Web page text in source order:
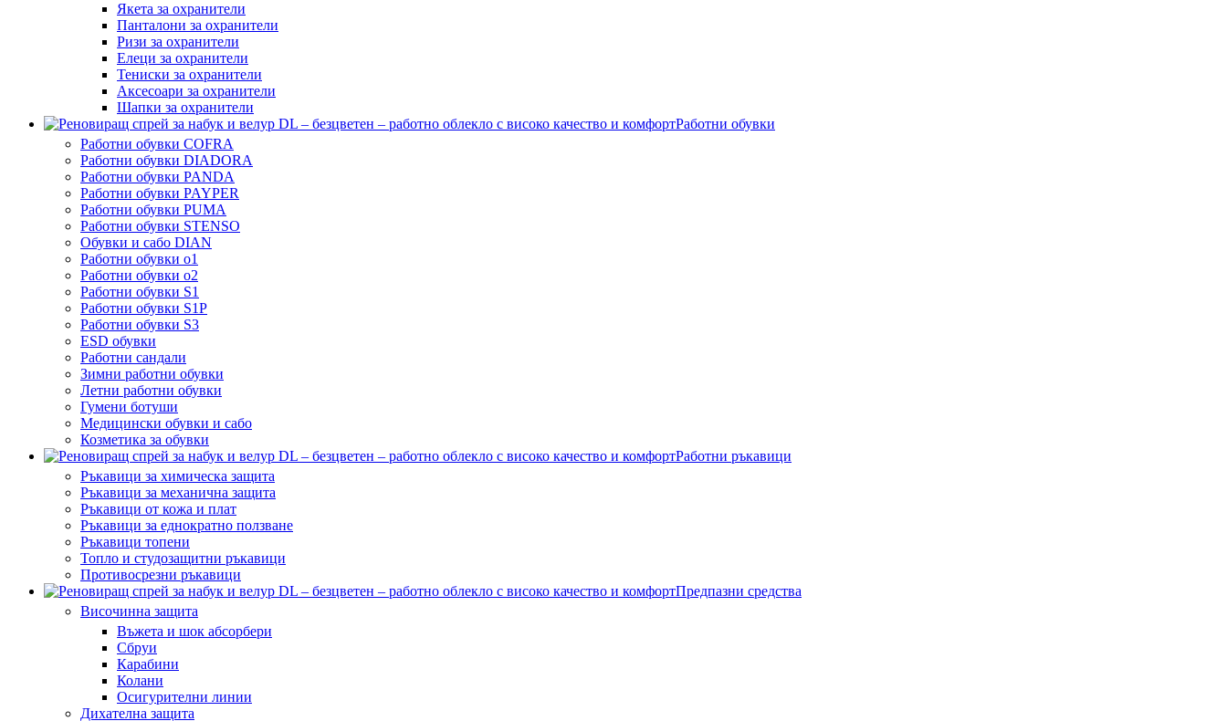
Якета за охранители
Панталони за охранители
Ризи за охранители
Елеци за охранители
Тениски за охранители
Аксесоари за охранители
Шапки за охранители
Работни обувки
Работни обувки COFRA
Работни обувки DIADORA
Работни обувки PANDA
Работни обувки PAYPER
Работни обувки PUMA
Работни обувки STENSO
Обувки и сабо DIAN
Работни обувки o1
Работни обувки o2
Работни обувки S1
Работни обувки S1P
Работни обувки S3
ESD обувки
Работни сандали
Зимни работни обувки
Летни работни обувки
Гумени ботуши
Медицински обувки и сабо
Козметика за обувки
Работни ръкавици
Ръкавици за химическа защита
Ръкавици за механична защита
Ръкавици от кожа и плат
Ръкавици за еднократно ползване
Ръкавици топени
Топло и студозащитни ръкавици
Противосрезни ръкавици
Предпазни средства
Височинна защита
Въжета и шок абсорбери
Сбруи
Карабини
Колани
Осигурителни линии
Дихателна защита